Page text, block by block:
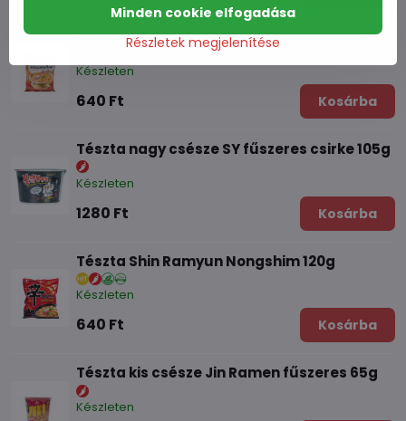
Tészta Ansungtangmyum Nongshim 125g
Készleten
640 Ft Kosárba
Tészta nagy csésze SY fűszeres csirke 105g
Készleten
1280 Ft Kosárba
Tészta Shin Ramyun Nongshim 120g
Készleten
640 Ft Kosárba
Tészta kis csésze Jin Ramen fűszeres 65g
Készleten
Részletek megjelenítése
Minden cookie elfogadása